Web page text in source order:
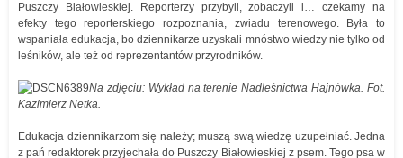
Puszczy Białowieskiej. Reporterzy przybyli, zobaczyli i… czekamy na
efekty tego reporterskiego rozpoznania, zwiadu terenowego. Była to
wspaniała edukacja, bo dziennikarze uzyskali mnóstwo wiedzy nie tylko od
leśników, ale też od reprezentantów przyrodników.
Na zdjęciu: Wykład na terenie Nadleśnictwa Hajnówka. Fot.
Kazimierz Netka.
Edukacja dziennikarzom się należy; muszą swą wiedzę uzupełniać. Jedna
z pań redaktorek przyjechała do Puszczy Białowieskiej z psem. Tego psa w